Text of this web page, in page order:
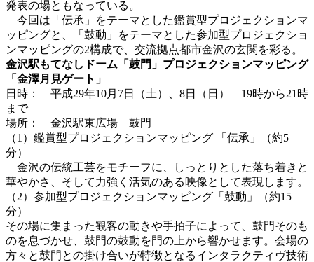
発表の場ともなっている。
今回は「伝承」をテーマとした鑑賞型プロジェクションマ
ッピングと、「鼓動」をテーマとした参加型プロジェクショ
ンマッピングの2構成で、交流拠点都市金沢の玄関を彩る。
金沢駅もてなしドーム「鼓門」プロジェクションマッピング
「金澤月見ゲート」
日時： 平成29年10月7日（土）、8日（日） 19時から21時
まで
場所： 金沢駅東広場 鼓門
（1）鑑賞型プロジェクションマッピング 「伝承」（約5
分）
金沢の伝統工芸をモチーフに、しっとりとした落ち着きと
華やかさ、そして力強く活気のある映像として表現します。
（2）参加型プロジェクションマッピング「鼓動」（約15
分）
その場に集まった観客の動きや手拍子によって、鼓門そのも
のを息づかせ、鼓門の鼓動を門の上から響かせます。会場の
方々と鼓門との掛け合いが特徴となるインタラクティヴ技術